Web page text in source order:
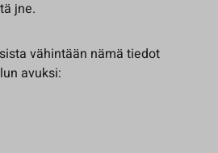
jne.
vähintään nämä tiedot
avuksi: